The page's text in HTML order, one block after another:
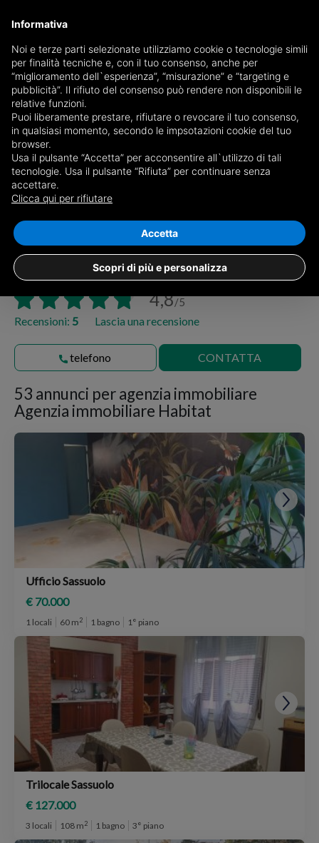
Agenzia immobiliare Habitat
Viale San Lorenzo n.2, Sassuolo (MO)
4,8/5
Recensioni: 5 Lascia una recensione
telefono CONTATTA
53 annunci peragenzia immobiliare
Agenzia immobiliare Habitat
Ufficio Sassuolo
€ 70.000
1 locali 60 m2 1 bagno 1° piano
Trilocale Sassuolo
€ 127.000
3 locali 108 m2 1 bagno 3° piano
Informativa
Noi e terze parti selezionate utilizziamo cookie o tecnologie simili
per finalità tecniche e, con il tuo consenso, anche per
“miglioramento dell`esperienza”, “misurazione” e “targeting e
pubblicità”. Il rifiuto del consenso può rendere non disponibili le
relative funzioni.
Puoi liberamente prestare, rifiutare o revocare il tuo consenso,
in qualsiasi momento, secondo le impsotazioni cookie del tuo
browser.
Usa il pulsante “Accetta” per acconsentire all`utilizzo di tali
tecnologie. Usa il pulsante “Rifiuta” per continuare senza
accettare.
Clicca qui per rifiutare
Scopri di più e personalizza
Accetta